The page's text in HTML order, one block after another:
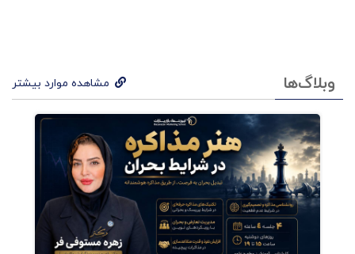
وبلاگ‌ها مشاهده موارد بیشتر